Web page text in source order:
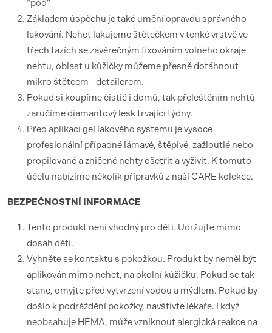
“pod”
Základem úspěchu je také umění opravdu správného
lakování. Nehet lakujeme štětečkem v tenké vrstvě ve
třech tazích se závěrečným fixováním volného okraje
nehtu, oblast u kůžičky můžeme přesně dotáhnout
mikro štětcem - detailerem.
Pokud si koupíme čistič i domů, tak přeleštěním nehtů
zaručíme diamantový lesk trvající týdny.
Před aplikací gel lakového systému je vysoce
profesionální případné lámavé, štěpivé, zažloutlé nebo
propilované a zničené nehty ošetřit a vyživit. K tomuto
účelu nabízíme několik přípravků z naší CARE kolekce.
BEZPEČNOSTNÍ INFORMACE
Tento produkt není vhodný pro děti. Udržujte mimo
dosah dětí.
Vyhněte se kontaktu s pokožkou. Produkt by neměl být
aplikován mimo nehet, na okolní kůžičku. Pokud se tak
stane, omyjte před vytvrzení vodou a mýdlem. Pokud by
došlo k podráždění pokožky, navštivte lékaře. I když
neobsahuje HEMA, může vzniknout alergická reakce na